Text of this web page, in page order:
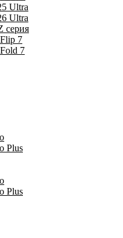
Ultra
Ultra
серия
7
7
Plus
Plus